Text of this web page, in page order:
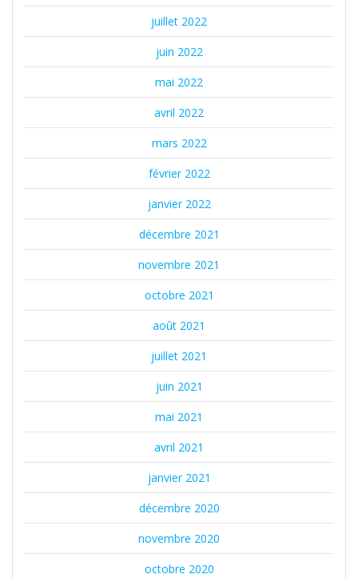
juillet 2022
juin 2022
mai 2022
avril 2022
mars 2022
février 2022
janvier 2022
décembre 2021
novembre 2021
octobre 2021
août 2021
juillet 2021
juin 2021
mai 2021
avril 2021
janvier 2021
décembre 2020
novembre 2020
octobre 2020